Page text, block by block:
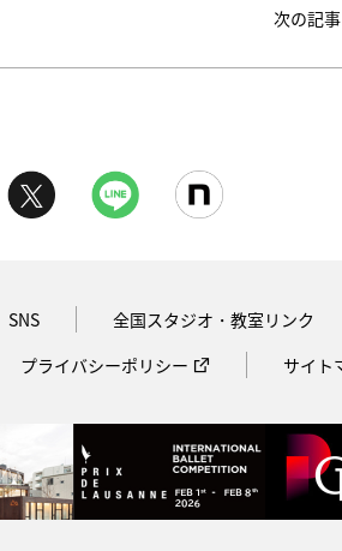
次の記事
SNS
全国スタジオ・教室リンク
プライバシーポリシー サイト